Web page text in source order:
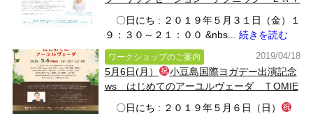
〇日にち : ２０１９年５月３１日（金）１
９：３０～２１：００ &nbs... 続きを読む
ワークショップのご案内 2019/04/18
5月6日(月）
小豆島国際ヨガデー出演記念
ws はじめてのアーユルヴェーダ ＴOMIE
〇日にち : ２０１９年５月６日（日）